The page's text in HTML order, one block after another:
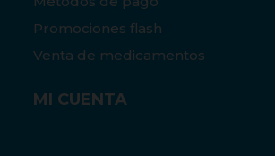
Promociones flash
Venta de medicamentos
MI CUENTA